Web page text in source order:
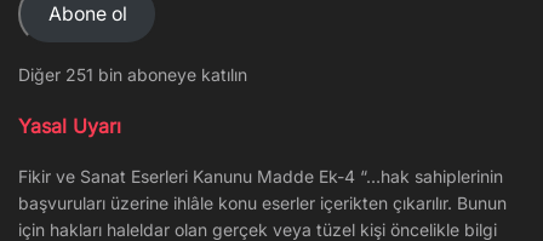
Abone ol
Diğer 251 bin aboneye katılın
Yasal Uyarı
Fikir ve Sanat Eserleri Kanunu Madde Ek-4 “…hak sahiplerinin
başvuruları üzerine ihlâle konu eserler içerikten çıkarılır. Bunun
için hakları haleldar olan gerçek veya tüzel kişi öncelikle bilgi